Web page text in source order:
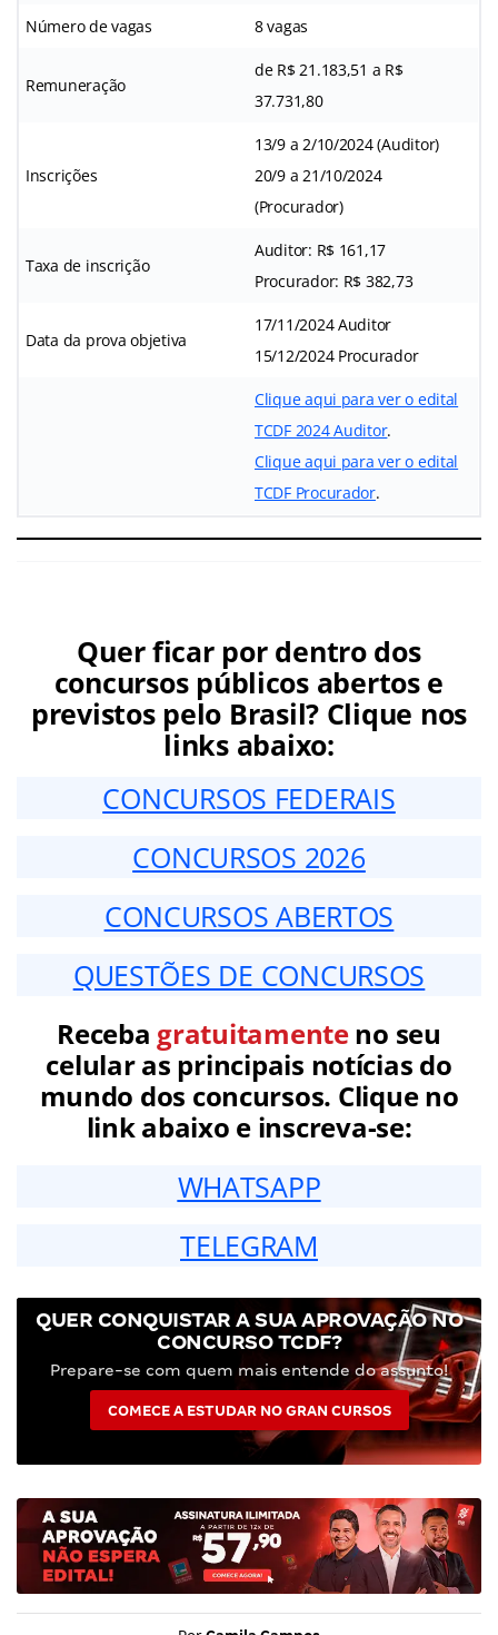
Número de vagas 8 vagas
Remuneração
de R$ 21.183,51 a R$
37.731,80
Inscrições
13/9 a 2/10/2024 (Auditor)
20/9 a 21/10/2024
(Procurador)
Taxa de inscrição
Auditor: R$ 161,17
Procurador: R$ 382,73
Data da prova objetiva
17/11/2024 Auditor
15/12/2024 Procurador
Clique aqui para ver o edital
TCDF 2024 Auditor.
Clique aqui para ver o edital
TCDF Procurador.
Quer ficar por dentro dos
concursos públicos abertos e
previstos pelo Brasil? Clique nos
links abaixo:
CONCURSOS FEDERAIS
CONCURSOS 2026
CONCURSOS ABERTOS
QUESTÕES DE CONCURSOS
Receba gratuitamenteno seu
celular as principais notícias do
mundo dos concursos. Clique no
link abaixo e inscreva-se:
WHATSAPP
TELEGRAM
QUER CONQUISTAR A SUA APROVAÇÃO NO
CONCURSO TCDF?
Prepare-se com quem mais entende do assunto!
COMECE A ESTUDAR NO GRAN CURSOS